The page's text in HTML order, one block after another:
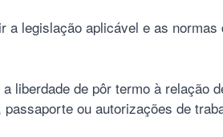
legislação aplicável e as normas
de pôr termo à relação
ou autorizações de